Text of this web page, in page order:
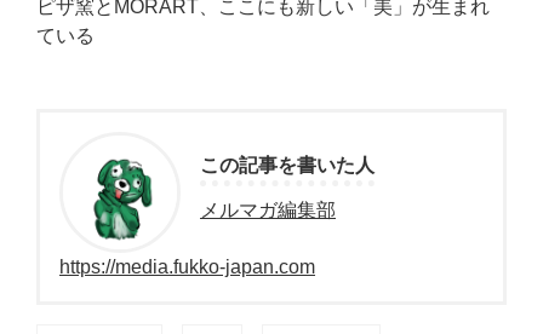
ピザ窯とMORART、ここにも新しい「美」が生まれ
ている
この記事を書いた人
メルマガ編集部
https://media.fukko-japan.com